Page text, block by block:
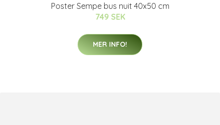
Poster Sempe bus nuit 40x50 cm
749 SEK
MER INFO!